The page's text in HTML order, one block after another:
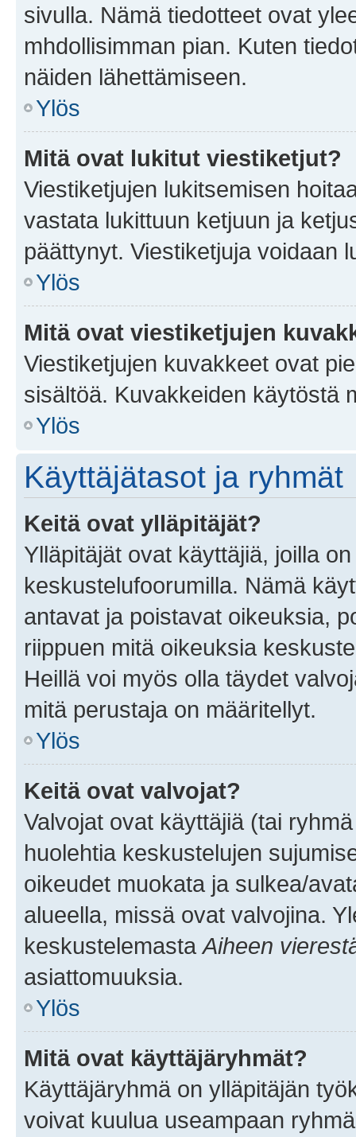
sivulla. Nämä tiedotteet ovat
mhdollisimman pian. Kuten
näiden lähettämiseen.
Ylös
Mitä ovat lukitut viestiketjut?
Viestiketjujen lukitsemisen
vastata lukittuun ketjuun ja
päättynyt. Viestiketjuja voidaan
Ylös
Mitä ovat viestiketjujen
Viestiketjujen kuvakkeet ovat
sisältöä. Kuvakkeiden käytöstä
Ylös
Käyttäjätasot ja ryhmät
Keitä ovat ylläpitäjät?
Ylläpitäjät ovat käyttäjiä, joilla
keskustelufoorumilla. Nämä
antavat ja poistavat oikeuksia,
riippuen mitä oikeuksia
Heillä voi myös olla täydet
mitä perustaja on määritellyt.
Ylös
Keitä ovat valvojat?
Valvojat ovat käyttäjiä (tai
huolehtia keskustelujen
oikeudet muokata ja sulkea/
alueella, missä ovat valvojina.
keskustelemasta Aiheen
asiattomuuksia.
Ylös
Mitä ovat käyttäjäryhmät?
Käyttäjäryhmä on ylläpitäjän
voivat kuulua useampaan